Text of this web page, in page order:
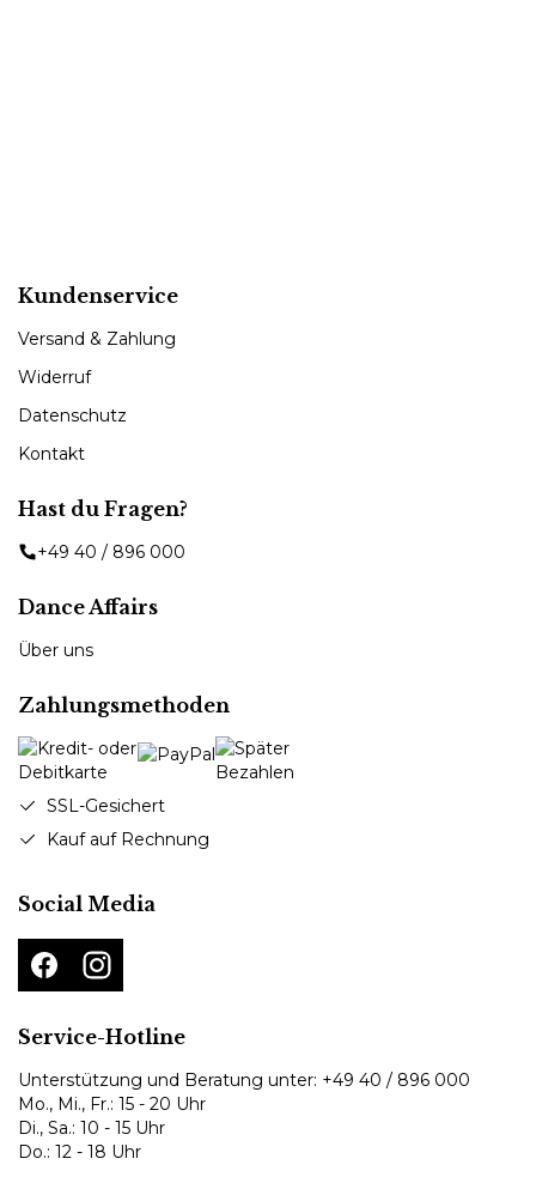
Kundenservice
Versand & Zahlung
Widerruf
Datenschutz
Kontakt
Hast du Fragen?
+49 40 / 896 000
Dance Affairs
Über uns
Zahlungsmethoden
SSL-Gesichert
Kauf auf Rechnung
Social Media
Service-Hotline
Unterstützung und Beratung unter: +49 40 / 896 000
Mo., Mi., Fr.: 15 - 20 Uhr
Di., Sa.: 10 - 15 Uhr
Do.: 12 - 18 Uhr